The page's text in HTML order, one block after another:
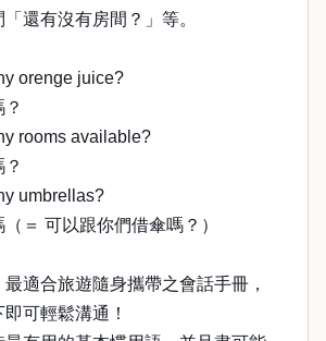
還有沒有房間？」等。
orenge juice?
rooms available?
umbrellas?
＝ 可以跟你們借傘嗎？）
適合旅遊隨身攜帶之會話手冊，
可輕鬆溝通！